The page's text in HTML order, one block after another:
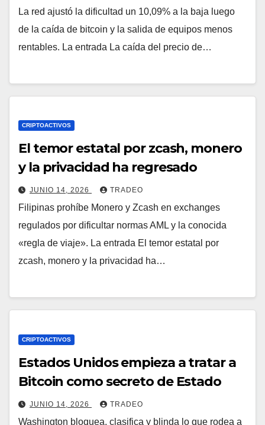
La red ajustó la dificultad un 10,09% a la baja luego
de la caída de bitcoin y la salida de equipos menos
rentables. La entrada La caída del precio de…
CRIPTOACTIVOS
El temor estatal por zcash, monero
y la privacidad ha regresado
JUNIO 14, 2026 TRADEO
Filipinas prohíbe Monero y Zcash en exchanges
regulados por dificultar normas AML y la conocida
«regla de viaje». La entrada El temor estatal por
zcash, monero y la privacidad ha…
CRIPTOACTIVOS
Estados Unidos empieza a tratar a
Bitcoin como secreto de Estado
JUNIO 14, 2026 TRADEO
Washington bloquea, clasifica y blinda lo que rodea a